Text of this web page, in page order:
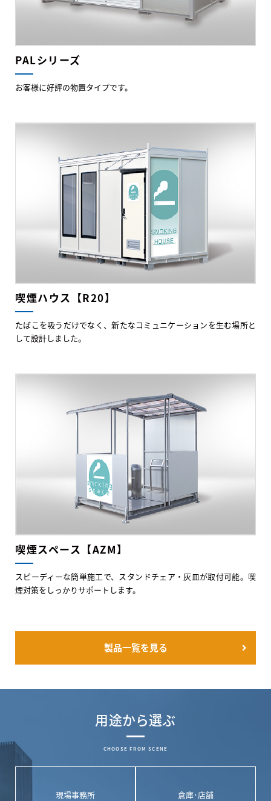
PALシリーズ
お客様に好評の物置タイプです。
喫煙ハウス【R20】
たばこを吸うだけでなく、新たなコミュニケーションを生む場所と
して設計しました。
喫煙スペース【AZM】
スピーディーな簡単施工で、スタンドチェア・灰皿が取付可能。喫
煙対策をしっかりサポートします。
製品一覧を見る
用途から選ぶ
CHOOSE FROM SCENE
現場事務所 倉庫･店舗